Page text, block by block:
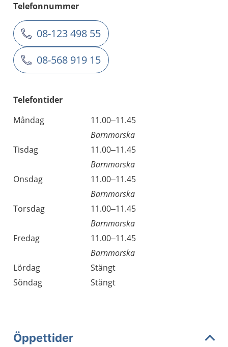
Telefonnummer
08-123 498 55
08-568 919 15
Telefontider
Måndag
11.00–11.45
Barnmorska
Tisdag
11.00–11.45
Barnmorska
Onsdag
11.00–11.45
Barnmorska
Torsdag
11.00–11.45
Barnmorska
Fredag
11.00–11.45
Barnmorska
Lördag
Stängt
Söndag
Stängt
Öppettider